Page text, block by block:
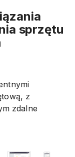
sprzętu
z
zdalne